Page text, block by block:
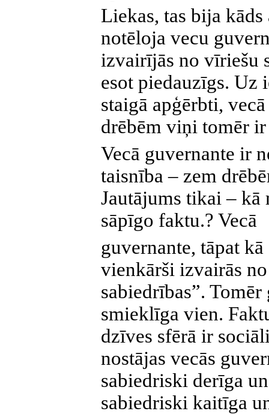
Liekas, tas bija
notēloja vecu
izvairījās no vīriešu
esot piedauzīgs.
staigā apģērbti,
drēbēm viņi tomēr
Vecā guvernante ir
taisnība – zem
Jautājums tikai – kā
sāpīgo faktu.? Vecā
guvernante, tāpat
vienkārši izvairās
sabiedrības”.
smieklīga vien.
dzīves sfērā ir
nostājas vecās
sabiedriski derīga
sabiedriski kaitīga